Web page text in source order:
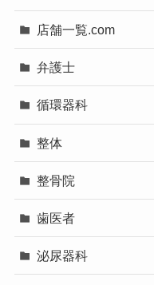
店舗一覧.com
弁護士
循環器科
整体
整骨院
歯医者
泌尿器科